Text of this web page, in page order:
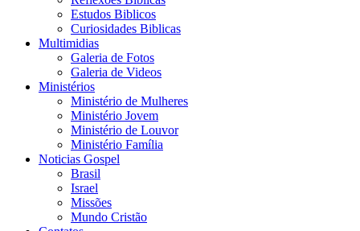
Estudos Biblicos
Curiosidades Biblicas
Multimidias
Galeria de Fotos
Galeria de Videos
Ministérios
Ministério de Mulheres
Ministério Jovem
Ministério de Louvor
Ministério Família
Noticias Gospel
Brasil
Israel
Missões
Mundo Cristão